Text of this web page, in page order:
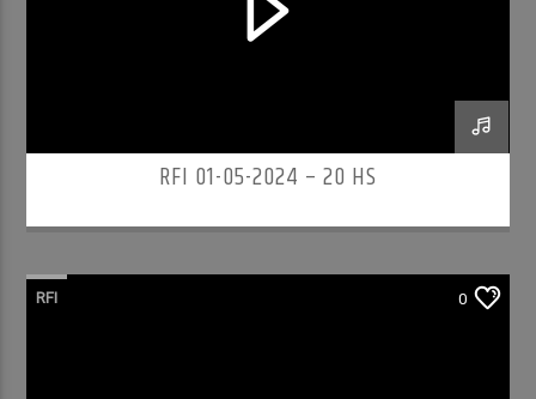
RFI 01-05-2024 – 20 HS
RFI 0